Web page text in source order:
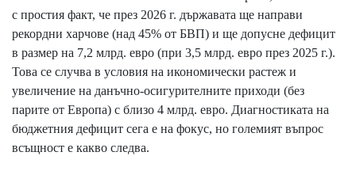
с простия факт, че през 2026 г. държавата ще направи
рекордни харчове (над 45% от БВП) и ще допусне дефицит
в размер на 7,2 млрд. евро (при 3,5 млрд. евро през 2025 г.).
Това се случва в условия на икономически растеж и
увеличение на данъчно-осигурителните приходи (без
парите от Европа) с близо 4 млрд. евро. Диагностиката на
бюджетния дефицит сега е на фокус, но големият въпрос
всъщност е какво следва.